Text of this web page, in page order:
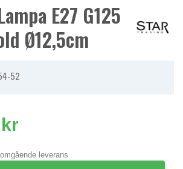
E27 G125
Ø12,5cm
52
leverans